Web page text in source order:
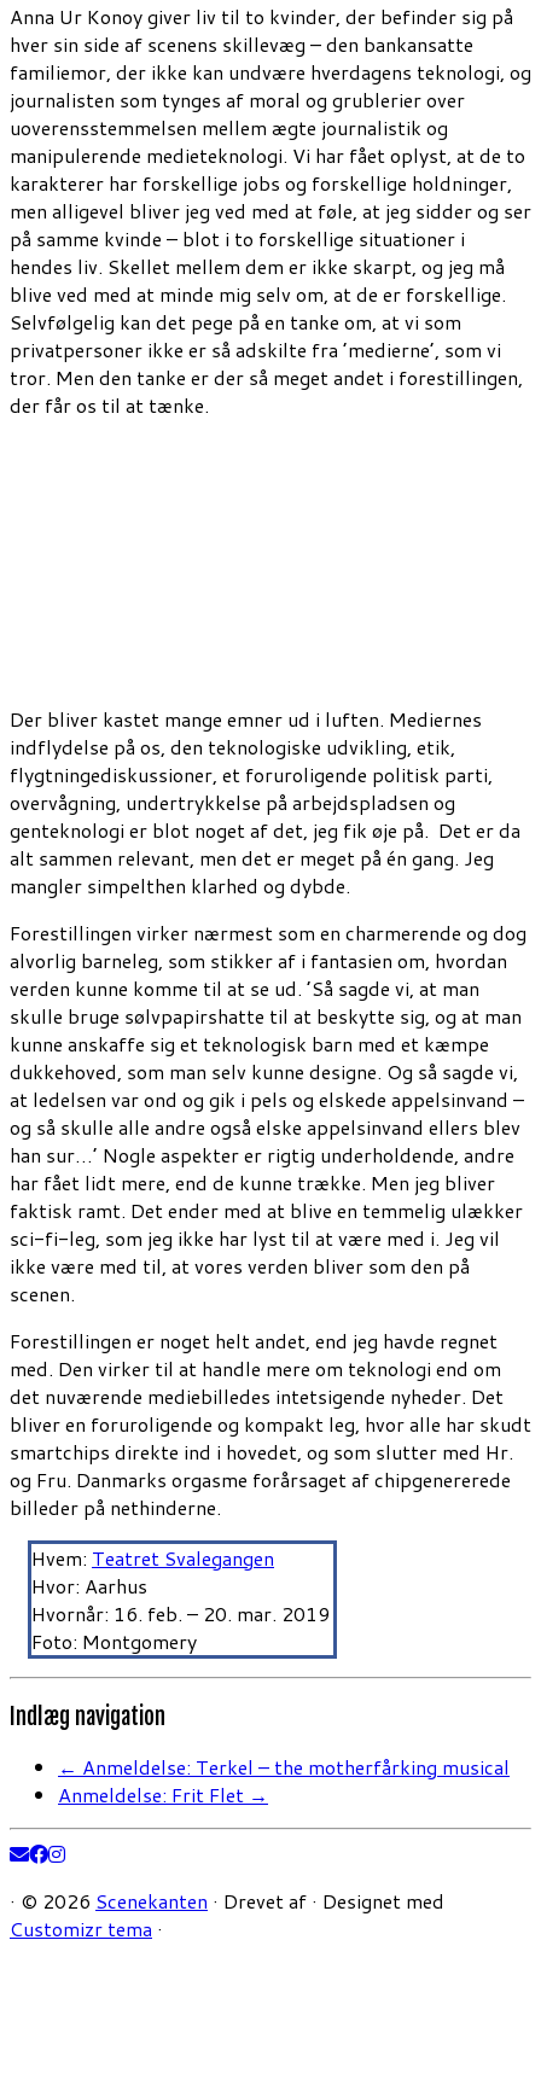
Anna Ur Konoy giver liv til to kvinder, der befinder sig på
hver sin side af scenens skillevæg – den bankansatte
familiemor, der ikke kan undvære hverdagens teknologi, og
journalisten som tynges af moral og grublerier over
uoverensstemmelsen mellem ægte journalistik og
manipulerende medieteknologi. Vi har fået oplyst, at de to
karakterer har forskellige jobs og forskellige holdninger,
men alligevel bliver jeg ved med at føle, at jeg sidder og ser
på samme kvinde – blot i to forskellige situationer i
hendes liv. Skellet mellem dem er ikke skarpt, og jeg må
blive ved med at minde mig selv om, at de er forskellige.
Selvfølgelig kan det pege på en tanke om, at vi som
privatpersoner ikke er så adskilte fra ’medierne’, som vi
tror. Men den tanke er der så meget andet i forestillingen,
der får os til at tænke.
Der bliver kastet mange emner ud i luften. Mediernes
indflydelse på os, den teknologiske udvikling, etik,
flygtningediskussioner, et foruroligende politisk parti,
overvågning, undertrykkelse på arbejdspladsen og
genteknologi er blot noget af det, jeg fik øje på. Det er da
alt sammen relevant, men det er meget på én gang. Jeg
mangler simpelthen klarhed og dybde.
Forestillingen virker nærmest som en charmerende og dog
alvorlig barneleg, som stikker af i fantasien om, hvordan
verden kunne komme til at se ud. ’Så sagde vi, at man
skulle bruge sølvpapirshatte til at beskytte sig, og at man
kunne anskaffe sig et teknologisk barn med et kæmpe
dukkehoved, som man selv kunne designe. Og så sagde vi,
at ledelsen var ond og gik i pels og elskede appelsinvand –
og så skulle alle andre også elske appelsinvand ellers blev
han sur…’ Nogle aspekter er rigtig underholdende, andre
har fået lidt mere, end de kunne trække. Men jeg bliver
faktisk ramt. Det ender med at blive en temmelig ulækker
sci-fi-leg, som jeg ikke har lyst til at være med i. Jeg vil
ikke være med til, at vores verden bliver som den på
scenen.
Forestillingen er noget helt andet, end jeg havde regnet
med. Den virker til at handle mere om teknologi end om
det nuværende mediebilledes intetsigende nyheder. Det
bliver en foruroligende og kompakt leg, hvor alle har skudt
smartchips direkte ind i hovedet, og som slutter med Hr.
og Fru. Danmarks orgasme forårsaget af chipgenererede
billeder på nethinderne.
Hvem: Teatret Svalegangen
Hvor: Aarhus
Hvornår: 16. feb. – 20. mar. 2019
Foto: Montgomery
Indlæg navigation
← Anmeldelse: Terkel – the motherfårking musical
Anmeldelse: Frit Flet →
· © 2026 Scenekanten · Drevet af · Designet med
Customizr tema ·